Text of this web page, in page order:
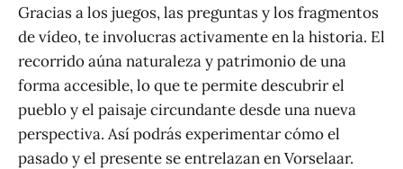
Gracias a los juegos, las preguntas y los fragmentos
de vídeo, te involucras activamente en la historia. El
recorrido aúna naturaleza y patrimonio de una
forma accesible, lo que te permite descubrir el
pueblo y el paisaje circundante desde una nueva
perspectiva. Así podrás experimentar cómo el
pasado y el presente se entrelazan en Vorselaar.